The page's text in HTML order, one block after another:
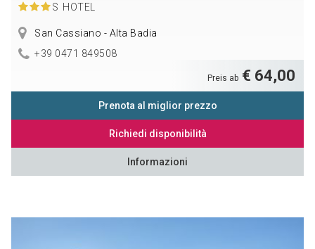
S HOTEL
San Cassiano - Alta Badia
+39 0471 849508
Preis ab € 64,00
Prenota al miglior prezzo
Richiedi disponibilità
Informazioni